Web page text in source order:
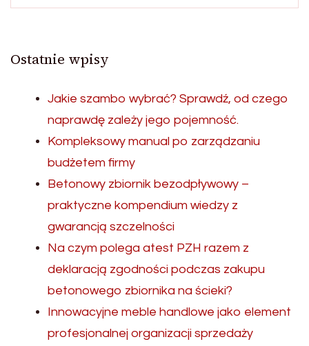
Ostatnie wpisy
Jakie szambo wybrać? Sprawdź, od czego
naprawdę zależy jego pojemność.
Kompleksowy manual po zarządzaniu
budżetem firmy
Betonowy zbiornik bezodpływowy –
praktyczne kompendium wiedzy z
gwarancją szczelności
Na czym polega atest PZH razem z
deklaracją zgodności podczas zakupu
betonowego zbiornika na ścieki?
Innowacyjne meble handlowe jako element
profesjonalnej organizacji sprzedaży